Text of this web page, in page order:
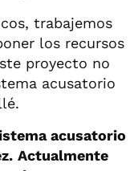
trabajemos
los recursos
proyecto no
acusatorio
acusatorio
Actualmente